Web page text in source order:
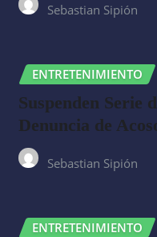
Sebastian Sipión
ENTRETENIMIENTO
Suspenden Serie
Denuncia de
Sebastian Sipión
ENTRETENIMIENTO